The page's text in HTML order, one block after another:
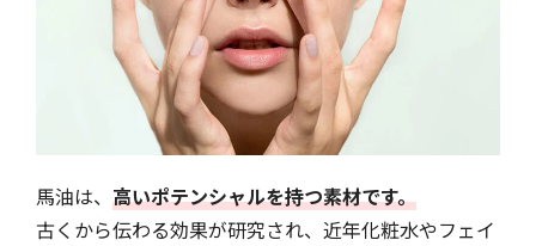
馬油は、 高いポテンシャルを持つ素材です。
古くから伝わる効果が研究され、近年化粧水やフェイ